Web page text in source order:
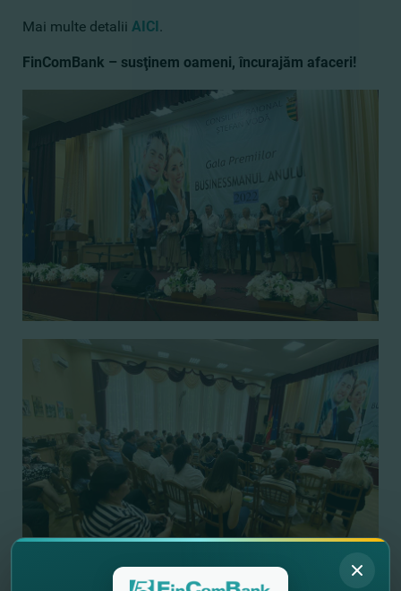
Mai multe detalii AICI.
FinComBank – susţinem oameni, încurajăm afaceri!